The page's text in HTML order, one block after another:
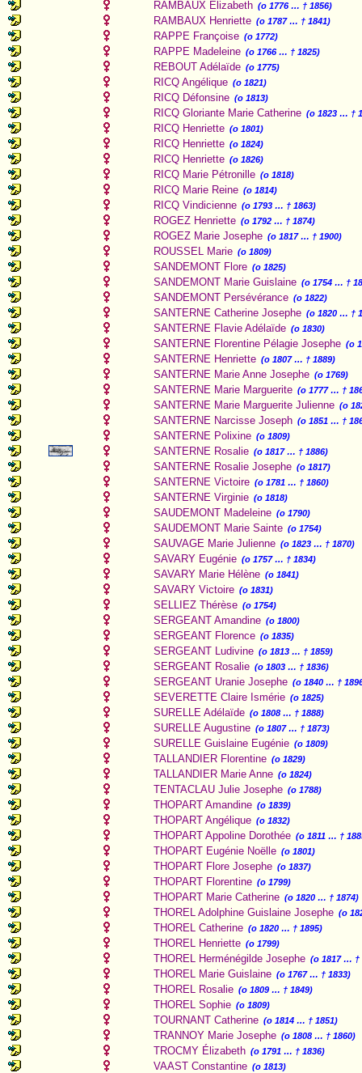
RAMBAUX Élizabeth (o 1776 … † 1856)
RAMBAUX Henriette (o 1787 … † 1841)
RAPPE Françoise (o 1772)
RAPPE Madeleine (o 1766 … † 1825)
REBOUT Adélaïde (o 1775)
RICQ Angélique (o 1821)
RICQ Défonsine (o 1813)
RICQ Gloriante Marie Catherine (o 1823 … †
RICQ Henriette (o 1801)
RICQ Henriette (o 1824)
RICQ Henriette (o 1826)
RICQ Marie Pétronille (o 1818)
RICQ Marie Reine (o 1814)
RICQ Vindicienne (o 1793 … † 1863)
ROGEZ Henriette (o 1792 … † 1874)
ROGEZ Marie Josephe (o 1817 … † 1900)
ROUSSEL Marie (o 1809)
SANDEMONT Flore (o 1825)
SANDEMONT Marie Guislaine (o 1754 … †
SANDEMONT Persévérance (o 1822)
SANTERNE Catherine Josephe (o 1820 … †
SANTERNE Flavie Adélaïde (o 1830)
SANTERNE Florentine Pélagie Josephe (o
SANTERNE Henriette (o 1807 … † 1889)
SANTERNE Marie Anne Josephe (o 1769)
SANTERNE Marie Marguerite (o 1777 … †
SANTERNE Marie Marguerite Julienne (o
SANTERNE Narcisse Joseph (o 1851 … †
SANTERNE Polixine (o 1809)
SANTERNE Rosalie (o 1817 … † 1886)
SANTERNE Rosalie Josephe (o 1817)
SANTERNE Victoire (o 1781 … † 1860)
SANTERNE Virginie (o 1818)
SAUDEMONT Madeleine (o 1790)
SAUDEMONT Marie Sainte (o 1754)
SAUVAGE Marie Julienne (o 1823 … † 1870)
SAVARY Eugénie (o 1757 … † 1834)
SAVARY Marie Hélène (o 1841)
SAVARY Victoire (o 1831)
SELLIEZ Thérèse (o 1754)
SERGEANT Amandine (o 1800)
SERGEANT Florence (o 1835)
SERGEANT Ludivine (o 1813 … † 1859)
SERGEANT Rosalie (o 1803 … † 1836)
SERGEANT Uranie Josephe (o 1840 … †
SEVERETTE Claire Ismérie (o 1825)
SURELLE Adélaïde (o 1808 … † 1888)
SURELLE Augustine (o 1807 … † 1873)
SURELLE Guislaine Eugénie (o 1809)
TALLANDIER Florentine (o 1829)
TALLANDIER Marie Anne (o 1824)
TENTACLAU Julie Josephe (o 1788)
THOPART Amandine (o 1839)
THOPART Angélique (o 1832)
THOPART Appoline Dorothée (o 1811 … †
THOPART Eugénie Noëlle (o 1801)
THOPART Flore Josephe (o 1837)
THOPART Florentine (o 1799)
THOPART Marie Catherine (o 1820 … † 1874)
THOREL Adolphine Guislaine Josephe (o
THOREL Catherine (o 1820 … † 1895)
THOREL Henriette (o 1799)
THOREL Herménégilde Josephe (o 1817 … †
THOREL Marie Guislaine (o 1767 … † 1833)
THOREL Rosalie (o 1809 … † 1849)
THOREL Sophie (o 1809)
TOURNANT Catherine (o 1814 … † 1851)
TRANNOY Marie Josephe (o 1808 … † 1860)
TROCMY Élizabeth (o 1791 … † 1836)
VAAST Constantine (o 1813)